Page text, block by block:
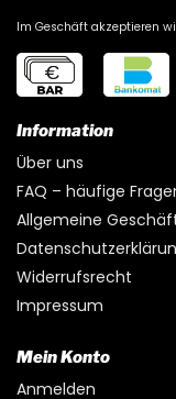
Im Geschäft akzeptieren
Information
Über uns
FAQ – häufige
Allgemeine
Widerrufsrecht
Impressum
Mein Konto
Anmelden